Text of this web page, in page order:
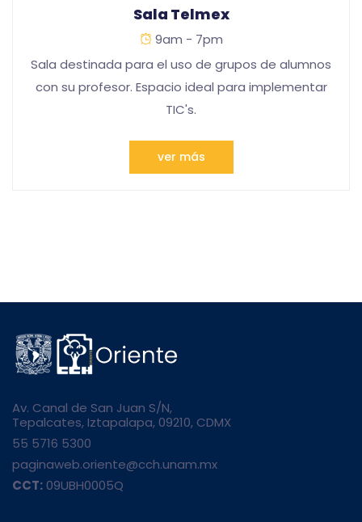
Sala Telmex
9am - 7pm
Sala destinada para el uso de grupos de alumnos
con su profesor. Espacio ideal para implementar
TIC's.
ver más
Av. Canal de San Juan S/N,
Tepalcates, Iztapalapa, 09210, CDMX
55 5716 5300
paginaweb.oriente@cch.unam.mx
CCT:09UBH0005Q